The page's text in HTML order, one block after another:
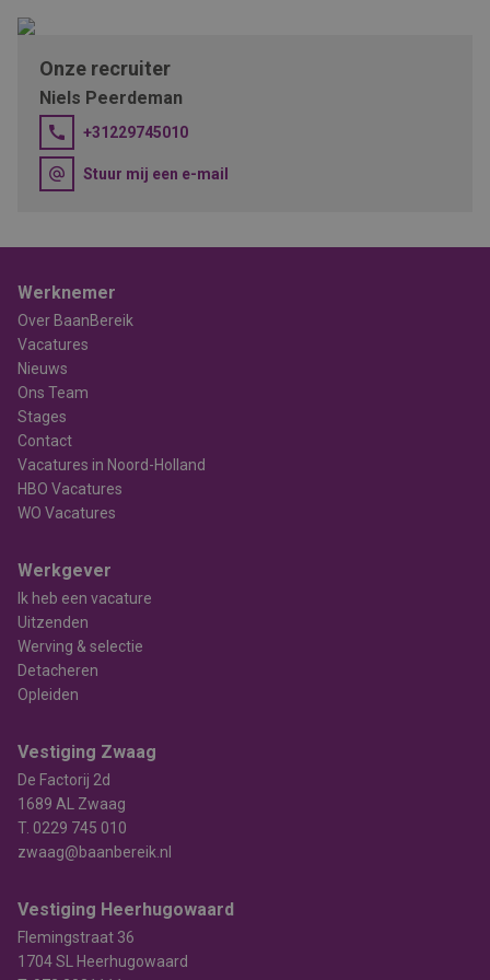
Werken in een moderne, goed uitgeruste werkplaats;
groeiend bedrijf.
Onze recruiter
Niels Peerdeman
+31229745010
Stuur mij een e-mail
Werknemer
Over BaanBereik
Vacatures
Nieuws
Ons Team
Stages
Contact
Vacatures in Noord-Holland
HBO Vacatures
WO Vacatures
Werkgever
Ik heb een vacature
Uitzenden
Werving & selectie
Detacheren
Opleiden
Vestiging Zwaag
De Factorij 2d
1689 AL Zwaag
T. 0229 745 010
zwaag@baanbereik.nl
Vestiging Heerhugowaard
Flemingstraat 36
1704 SL Heerhugowaard